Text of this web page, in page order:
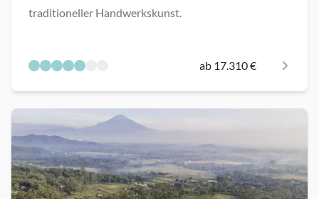
traditioneller Handwerkskunst.
ab 17.310 €